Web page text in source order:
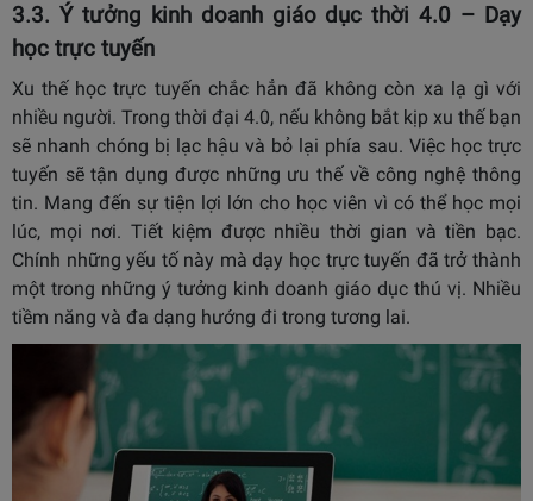
3.3. Ý tưởng kinh doanh giáo dục thời 4.0 – Dạy
học trực tuyến
Xu thế học trực tuyến chắc hẳn đã không còn xa lạ gì với
nhiều người. Trong thời đại 4.0, nếu không bắt kịp xu thế bạn
sẽ nhanh chóng bị lạc hậu và bỏ lại phía sau. Việc học trực
tuyến sẽ tận dụng được những ưu thế về công nghệ thông
tin. Mang đến sự tiện lợi lớn cho học viên vì có thể học mọi
lúc, mọi nơi. Tiết kiệm được nhiều thời gian và tiền bạc.
Chính những yếu tố này mà dạy học trực tuyến đã trở thành
một trong những ý tưởng kinh doanh giáo dục thú vị. Nhiều
tiềm năng và đa dạng hướng đi trong tương lai.